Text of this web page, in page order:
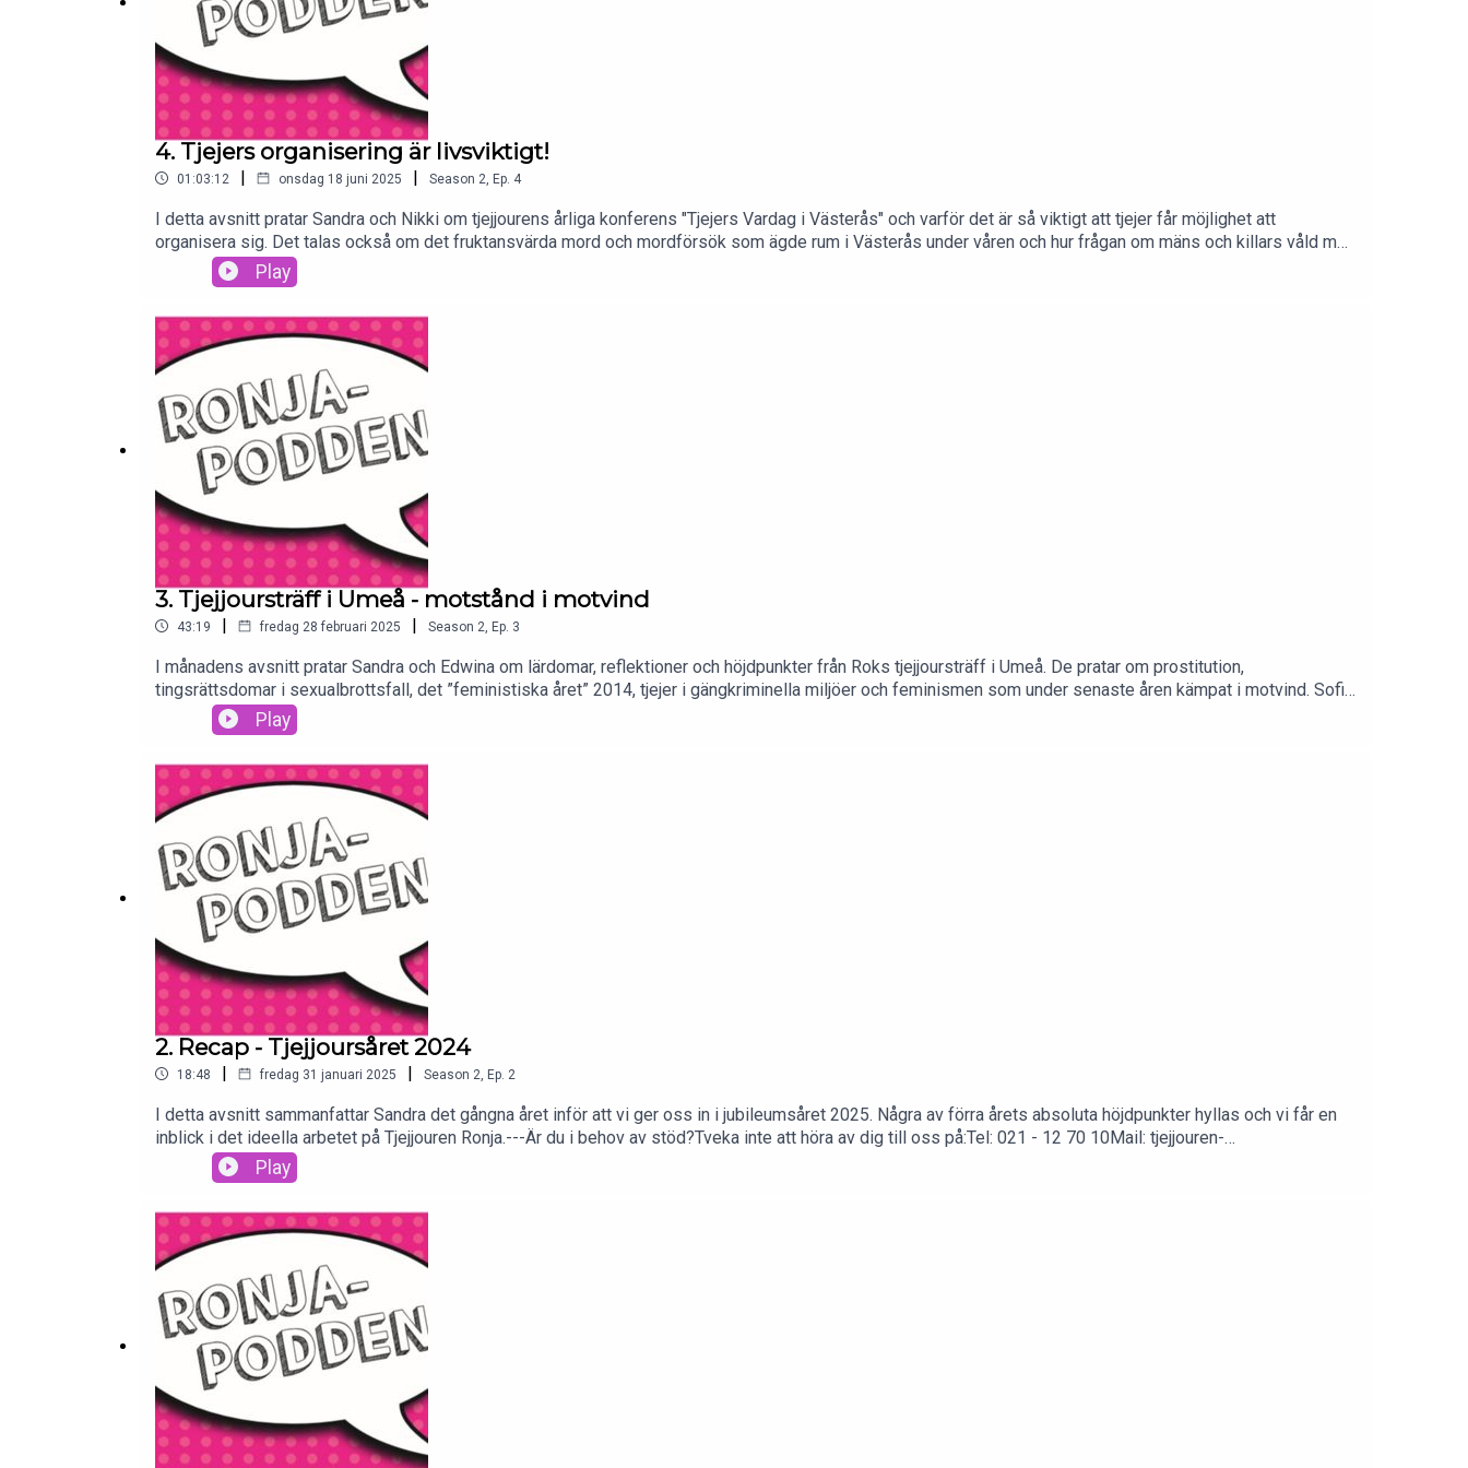
4. Tjejers organisering är livsviktigt!
01:03:12 | onsdag 18 juni 2025 | Season 2 Ep. 4
I detta avsnitt pratar Sandra och Nikki om tjejjourens årliga konferens "Tjejers Vardag i Västerås" och varför det är så viktigt att tjejer får möjlighet att
organisera sig. Det talas också om det fruktansvärda mord och mordförsök som ägde rum i Västerås under våren och hur frågan om mäns och killars våld mot
tjejer och kvinnor fortsätter vara livsviktigt att våga se, prata om och agera emot. Är du i behov av stöd? Tveka inte att höra av dig till oss via telefon eller
mail:021 - 12 70 10tjejjouren-ronja@kvinnohuset-vasteras.orgEller hitta en stödchatt via rokstjejjourer.se
Play
3. Tjejjoursträff i Umeå - motstånd i motvind
43:19 | fredag 28 februari 2025 | Season 2 Ep. 3
I månadens avsnitt pratar Sandra och Edwina om lärdomar, reflektioner och höjdpunkter från Roks tjejjoursträff i Umeå. De pratar om prostitution,
tingsrättsdomar i sexualbrottsfall, det ”feministiska året” 2014, tjejer i gängkriminella miljöer och feminismen som under senaste åren kämpat i motvind. Sofia
Orrbéns avhandling: https://www.uu.se/kalendarium/disputationer/2024-09-13-sofia-orrben-granser-mellan-frivillighet-och-ofrivillighet-sprakvetenskapliga-
diskursanalyser-av-sexualbrottsdomar-fran-svensk-tingsratt Intervjustudie av Meghan Donevan m.fl: https://cdn.prod.website-
Play
2. Recap - Tjejjoursåret 2024
18:48 | fredag 31 januari 2025 | Season 2 Ep. 2
I detta avsnitt sammanfattar Sandra det gångna året inför att vi ger oss in i jubileumsåret 2025. Några av förra årets absoluta höjdpunkter hyllas och vi får en
inblick i det ideella arbetet på Tjejjouren Ronja.---Är du i behov av stöd?Tveka inte att höra av dig till oss på:Tel: 021 - 12 70 10Mail: tjejjouren-
ronja@kvinnohuset-vasteras.org
Play